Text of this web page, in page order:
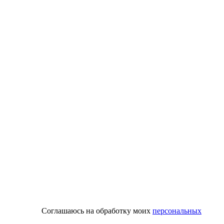
Соглашаюсь на обработку моих персональных